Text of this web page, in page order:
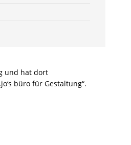
und hat dort
büro für Gestaltung“.